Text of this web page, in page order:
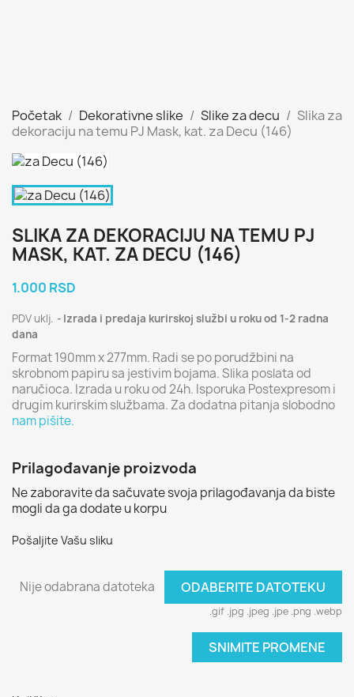
Početak Dekorativne slike Slike za decu
Slika za
dekoraciju na temu PJ Mask, kat. za Decu (146)
SLIKA ZA DEKORACIJU NA TEMU PJ
MASK, KAT. ZA DECU (146)
1.000 RSD
PDV uklj.
Izrada i predaja kurirskoj službi u roku od 1-2 radna
dana
Format 190mm x 277mm. Radi se po porudžbini na
skrobnom papiru sa jestivim bojama. Slika poslata od
naručioca. Izrada u roku od 24h. Isporuka Postexpresom i
drugim kurirskim službama. Za dodatna pitanja slobodno
nam pišite.
Prilagođavanje proizvoda
Ne zaboravite da sačuvate svoja prilagođavanja da biste
mogli da ga dodate u korpu
Pošaljite Vašu sliku
Nije odabrana datoteka ODABERITE DATOTEKU
.gif .jpg .jpeg .jpe .png .webp
SNIMITE PROMENE